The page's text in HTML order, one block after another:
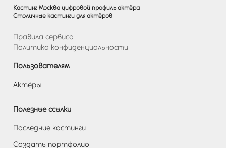
Кастинг Москва цифровой профиль актёра
Столичные кастинги для актёров
Правила сервиса
Политика конфиденциальности
Пользователям
Актёры
Полезные ссылки
Последние кастинги
Создать портфолио